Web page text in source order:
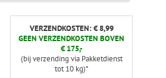
VERZENDKOSTEN: € 8,99
GEEN VERZENDKOSTEN BOVEN
€ 175,-
(bij verzending via Pakketdienst
tot 10 kg)*